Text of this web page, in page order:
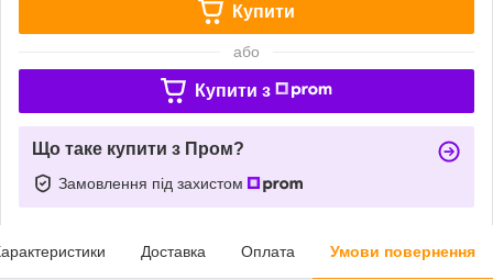
Купити
або
Купити з
Що таке купити з Пром?
Замовлення під захистом
Доставка Оплата Умови повернення